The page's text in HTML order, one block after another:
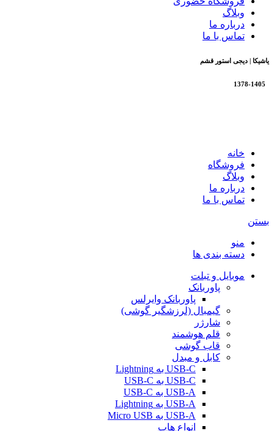
وبلاگ
درباره ما
تماس با ما
یاشیکا | دیجی استور قشم
خانه
فروشگاه
وبلاگ
درباره ما
تماس با ما
بستن
منو
دسته بندی ها
موبایل و تبلت
پاوربانک
پاوربانک وایرلس
گیمبال (لرزشگیر گوشی)
شارژر
قلم هوشمند
قاب گوشی
کابل و مبدل
USB-C به Lightning
USB-C به USB-C
USB-A به USB-C
USB-A به Lightning
USB-A به Micro USB
انواع هاب